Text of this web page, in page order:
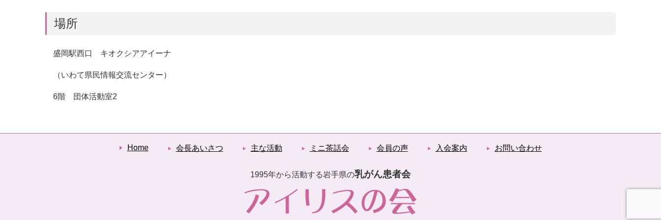
場所
盛岡駅西口 キオクシアアイーナ
（いわて県民情報交流センター）
6階 団体活動室2
Home 会長あいさつ 主な活動 ミニ茶話会 会員の声 入会案内 お問い合わせ
1995年から活動する岩手県の乳がん患者会